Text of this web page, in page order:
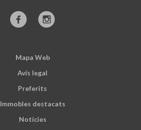
Mapa Web
Avís legal
Preferits
Immobles destacats
Notícies